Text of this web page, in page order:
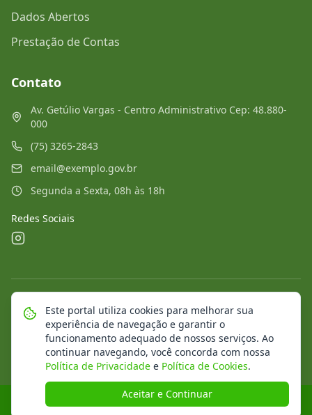
Dados Abertos
Prestação de Contas
Contato
Av. Getúlio Vargas - Centro Administrativo Cep: 48.880-
000
(75) 3265-2843
email@exemplo.gov.br
Segunda a Sexta, 08h às 18h
Redes Sociais
© 2026 Portal Municipal. Todos os direitos reservados.
Mapa do Site
Notícias Transparência
Desenvolvido pela
Este portal utiliza cookies para melhorar sua
experiência de navegação e garantir o
funcionamento adequado de nossos serviços. Ao
continuar navegando, você concorda com nossa
Política de Privacidade e Política de Cookies.
Aceitar e Continuar